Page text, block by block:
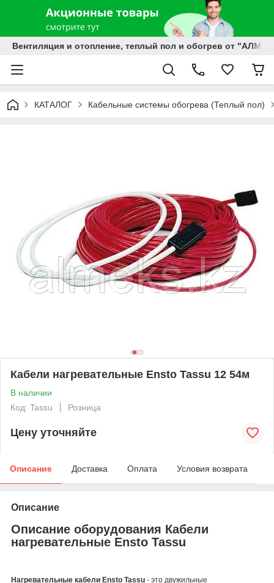
Вентиляция и отопление, теплый пол и обогрев от
КАТАЛОГ Кабельные системы обогрева (Теплый пол)
Кабели нагревательные Ensto Tassu 12 54м
В наличии
Код: Tassu
Розница
Цену уточняйте
Описание Доставка Оплата Условия возврата
Описание
Описание оборудования Кабели
нагревательные Ensto Tassu
Нагревательные кабели Ensto Tassu - это двужильные